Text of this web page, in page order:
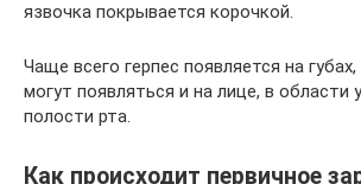
язвочка покрывается корочкой.
Чаще всего герпес появляется на
могут появляться и на лице, в области
полости рта.
Как происходит первичное